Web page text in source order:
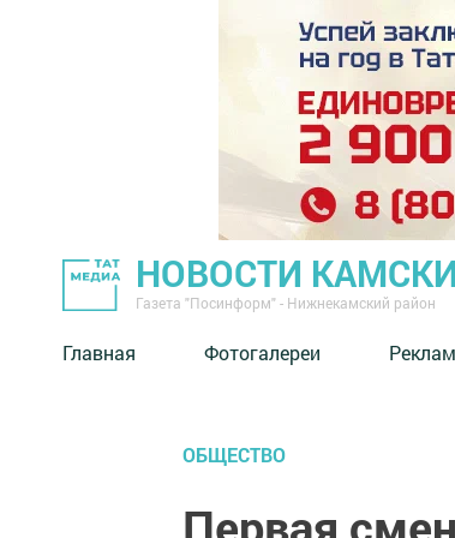
НОВОСТИ
Газета "Посинформ" - Нижнекамский район
Главная Фотогалереи
ОБЩЕСТВО
Первая